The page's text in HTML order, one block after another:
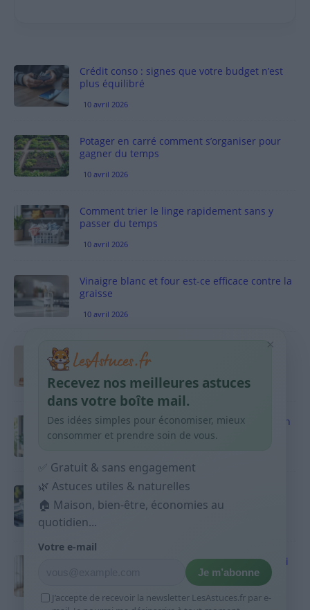
Crédit conso : signes que votre budget n’est
plus équilibré
10 avril 2026
Potager en carré comment s’organiser pour
gagner du temps
10 avril 2026
Comment trier le linge rapidement sans y
passer du temps
10 avril 2026
Vinaigre blanc et four est-ce efficace contre la
graisse
10 avril 2026
Taches pigmentaires : routine simple +
habitudes qui aident
9 avril 2026
Produits ménagers : comment économiser en
courses sans acheter 10 sprays
Budget mensuel : méthode rapide pour
répartir son salaire dès le jour de paie
9 avril 2026
Sport 10 minutes par jour est-ce utile et quoi
9 avril 2026
×
Recevez nos meilleures astuces
dans votre boîte mail.
Des idées simples pour économiser, mieux
consommer et prendre soin de vous.
✅ Gratuit & sans engagement
🌿 Astuces utiles & naturelles
🏠 Maison, bien-être, économies au
quotidien...
Votre e-mail
Je m’abonne
J’accepte de recevoir la newsletter LesAstuces.fr par e-